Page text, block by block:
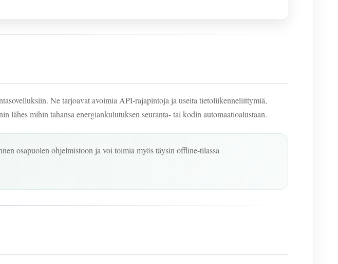
Ne tarjoavat avoimia API-rajapintoja ja useita tietoliikenneliittymiä,
lähes mihin tahansa energiankulutuksen seuranta- tai kodin automaatioalustaan.
osapuolen ohjelmistoon ja voi toimia myös täysin offline-tilassa